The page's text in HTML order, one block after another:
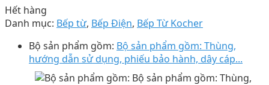
Hết hàng
Danh mục: Bếp từ, Bếp Điện, Bếp Từ Kocher
Bộ sản phẩm gồm: Bộ sản phẩm gồm: Thùng,
hướng dẫn sử dụng, phiếu bảo hành, dây cáp...